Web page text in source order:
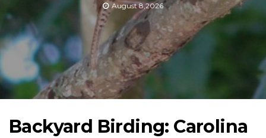
August 8,2026
Backyard Birding: Carolina